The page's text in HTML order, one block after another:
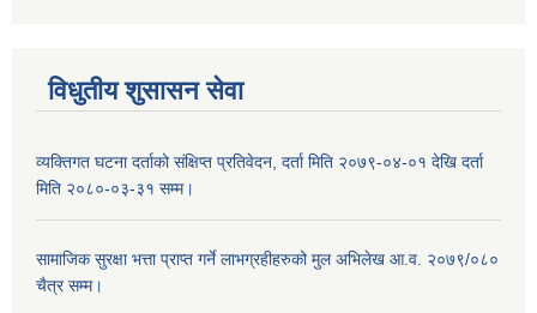
विधुतीय शुसासन सेवा
व्यक्तिगत घटना दर्ताको संक्षिप्त प्रतिवेदन, दर्ता मिति २०७९-०४-०१ देखि दर्ता
मिति २०८०-०३-३१ सम्म।
सामाजिक सुरक्षा भत्ता प्राप्त गर्ने लाभग्रहीहरुको मुल अभिलेख आ.व. २०७९/०८०
चैत्र सम्म।